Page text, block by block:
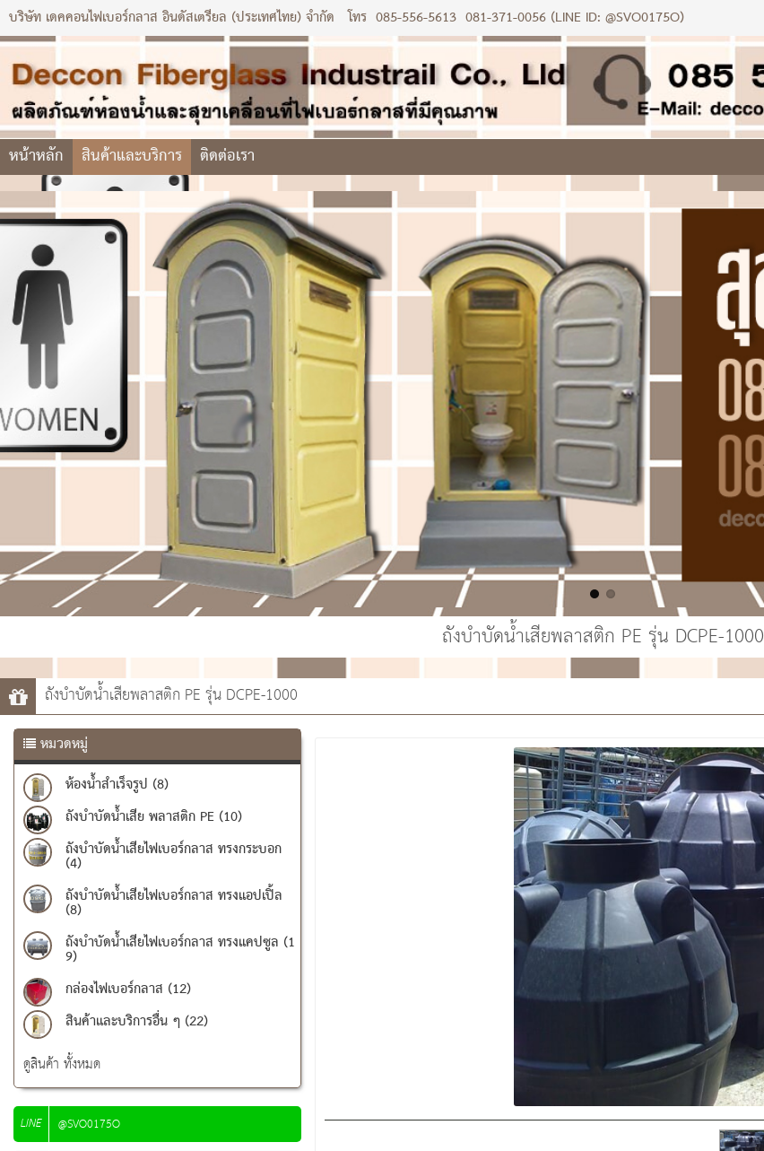
บริษัท เดคคอนไฟเบอร์กลาส อินดัสเตรียล (ประเทศไทย) จำกัด โทร 085-556-5613 081-371-0056 (LINE ID: @SVO0175O)
หน้าหลัก สินค้าและบริการ ติดต่อเรา
ถังบำบัดน้ำเสียพลาสติก PE รุ่น DCPE-1000
ถังบำบัดน้ำเสียพลาสติก PE รุ่น DCPE-1000
หมวดหมู่
ห้องน้ำสำเร็จรูป (8)
ถังบำบัดน้ำเสีย พลาสติก PE (10)
ถังบำบัดน้ำเสียไฟเบอร์กลาส ทรงกระบอก
(4)
ถังบำบัดน้ำเสียไฟเบอร์กลาส ทรงแอปเปิ้ล
(8)
ถังบำบัดน้ำเสียไฟเบอร์กลาส ทรงแคปซูล (1
9)
กล่องไฟเบอร์กลาส (12)
สินค้าและบริการอื่น ๆ (22)
ดูสินค้า ทั้งหมด
LINE @SVO0175O